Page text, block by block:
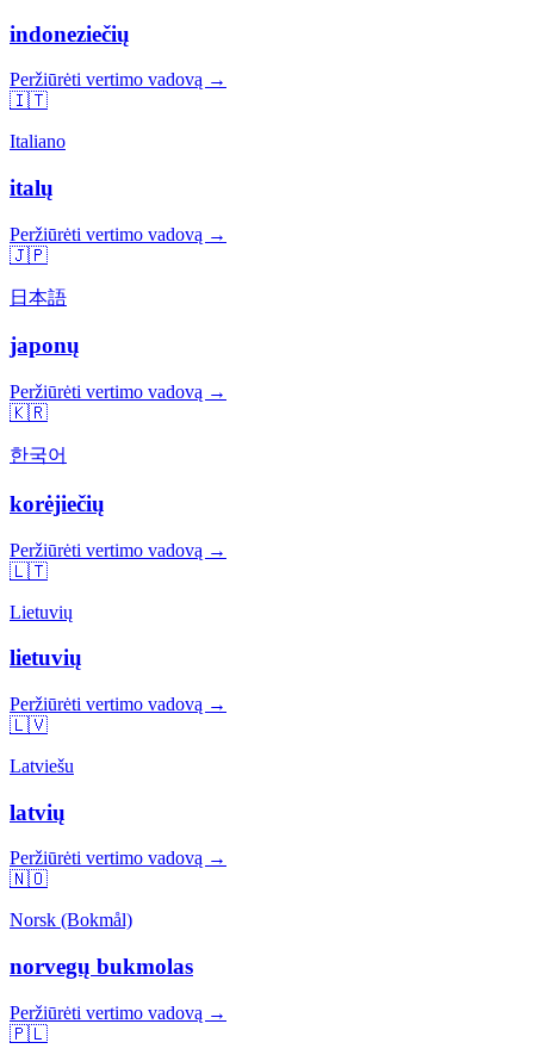
indoneziečių
Peržiūrėti vertimo vadovą →
🇮🇹
Italiano
italų
Peržiūrėti vertimo vadovą →
🇯🇵
日本語
japonų
Peržiūrėti vertimo vadovą →
🇰🇷
한국어
korėjiečių
Peržiūrėti vertimo vadovą →
🇱🇹
Lietuvių
lietuvių
Peržiūrėti vertimo vadovą →
🇱🇻
Latviešu
latvių
Peržiūrėti vertimo vadovą →
🇳🇴
Norsk (Bokmål)
norvegų bukmolas
Peržiūrėti vertimo vadovą →
🇵🇱